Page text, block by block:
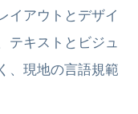
イアウトとデザイ
テキストとビジュ
、現地の言語規範